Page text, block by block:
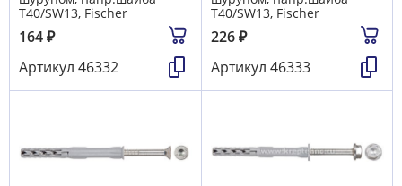
T40/SW13, Fischer
164₽
Артикул 46332
T40/SW13, Fischer
226₽
Артикул 46333